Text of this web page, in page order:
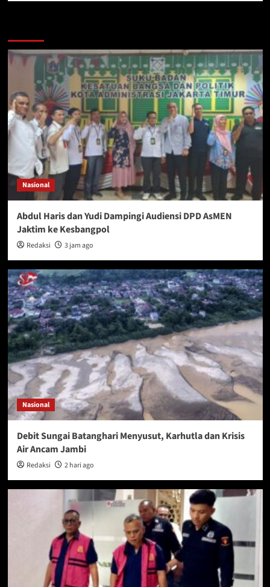
Nasional
Abdul Haris dan Yudi Dampingi Audiensi DPD AsMEN
Jaktim ke Kesbangpol
Redaksi 3 jam ago
Nasional
Debit Sungai Batanghari Menyusut, Karhutla dan Krisis
Air Ancam Jambi
Redaksi 2 hari ago